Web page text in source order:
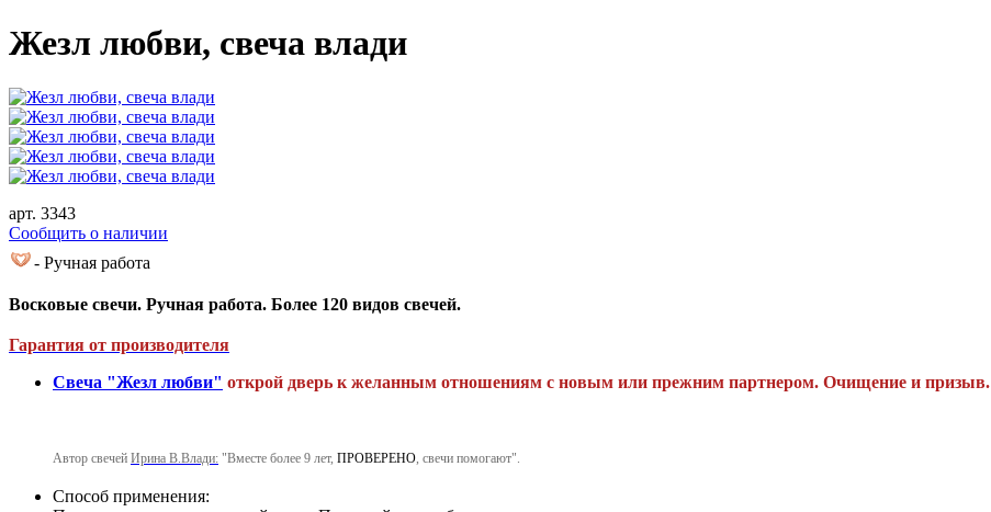
Жезл любви, свеча влади
арт. 3343
Cообщить о наличии
- Ручная работа
Восковые свечи. Ручная работа. Более 120 видов свечей.
Гарантия от производителя
Свеча "Жезл любви" открой дверь к желанным отношениям с новым или прежним партнером. Очищение и призыв.
Автор свечей Ирина В.Влади: "Вместе более 9 лет, ПРОВЕРЕНО, свечи помогают".
Способ применения: